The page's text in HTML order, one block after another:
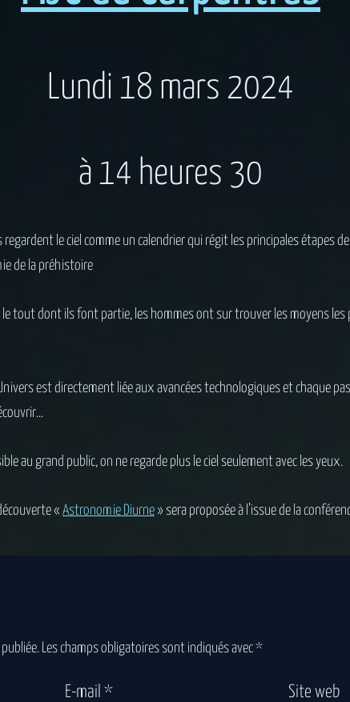
Lundi 18 mars 2024
à 14 heures 30
le ciel comme un calendrier qui régit les principales étapes
de la préhistoire
tout dont ils font partie, les hommes ont sur trouver les moyens
est directement liée aux avancées technologiques et chaque
au grand public, on ne regarde plus le ciel seulement avec les yeux.
« Astronomie Diurne » sera proposée à l’issue de la
Les champs obligatoires sont indiqués avec*
E-mail* Site web